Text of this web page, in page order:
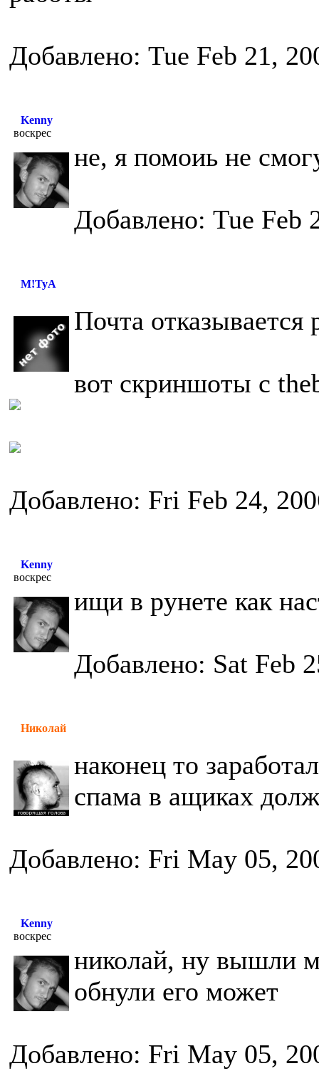
Добавлено: Tue Feb 21,
Kenny
воскрес
не, я помоиь не
Добавлено: Tue Feb
M!TyA
Почта отказывается
вот скриншоты с
Добавлено: Fri Feb 24,
Kenny
воскрес
ищи в рунете как
Добавлено: Sat Feb
Николай
наконец то
спама в ащиках
Добавлено: Fri May 05,
Kenny
воскрес
николай, ну вышли
обнули его может
Добавлено: Fri May 05,